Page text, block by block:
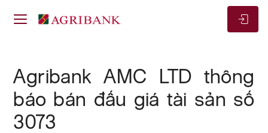
Agribank AMC LTD thông
báo bán đấu giá tài sản số
3073